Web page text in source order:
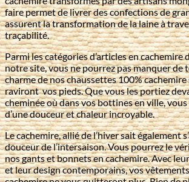
faire permet de livrer des confections de
assurent la transformation de la laine à
traçabilité.
Parmi les catégories d’articles en cachemire
notre site, vous ne pourrez pas manquer de
charme de nos chaussettes 100%
raviront vos pieds. Que vous les portiez
cheminée où dans vos bottines en ville, vous
d’une douceur et chaleur incroyable.
Le cachemire, allié de l’hiver sait également
douceur de l’intersaison. Vous pourrez le
nos gants et bonnets en cachemire. Avec
et leur design contemporains, vos